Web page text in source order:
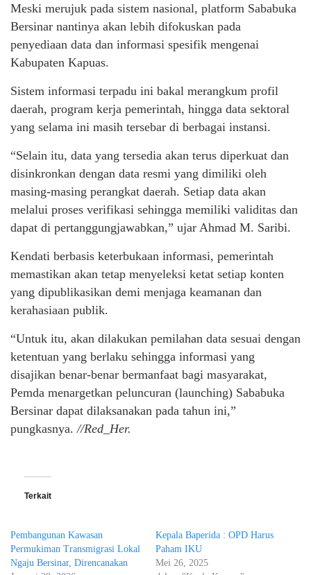
Meski merujuk pada sistem nasional, platform Sababuka
Bersinar nantinya akan lebih difokuskan pada
penyediaan data dan informasi spesifik mengenai
Kabupaten Kapuas.
Sistem informasi terpadu ini bakal merangkum profil
daerah, program kerja pemerintah, hingga data sektoral
yang selama ini masih tersebar di berbagai instansi.
“Selain itu, data yang tersedia akan terus diperkuat dan
disinkronkan dengan data resmi yang dimiliki oleh
masing-masing perangkat daerah. Setiap data akan
melalui proses verifikasi sehingga memiliki validitas dan
dapat di pertanggungjawabkan,” ujar Ahmad M. Saribi.
Kendati berbasis keterbukaan informasi, pemerintah
memastikan akan tetap menyeleksi ketat setiap konten
yang dipublikasikan demi menjaga keamanan dan
kerahasiaan publik.
“Untuk itu, akan dilakukan pemilahan data sesuai dengan
ketentuan yang berlaku sehingga informasi yang
disajikan benar-benar bermanfaat bagi masyarakat,
Pemda menargetkan peluncuran (launching) Sababuka
Bersinar dapat dilaksanakan pada tahun ini,”
pungkasnya. //Red_Her.
Terkait
Pembangunan Kawasan
Permukiman Transmigrasi Lokal
Ngaju Bersinar, Direncanakan
Kepala Baperida : OPD Harus
Paham IKU
Mei 26, 2025